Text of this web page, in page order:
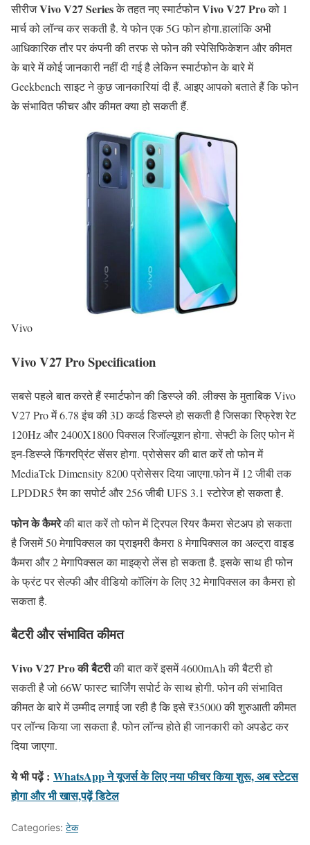
सीरीजVivo V27 Seriesके तहत नए स्मार्टफोनVivo V27 Proको 1
मार्च को लॉन्च कर सकती है. ये फोन एक 5G फोन होगा.हालांकि अभी
आधिकारिक तौर पर कंपनी की तरफ से फोन की स्पेसिफिकेशन और कीमत
के बारे में कोई जानकारी नहीं दी गई है लेकिन स्मार्टफोन के बारे में
Geekbench साइट ने कुछ जानकारियां दी हैं. आइए आपको बताते हैं कि फोन
के संभावित फीचर और कीमत क्या हो सकती हैं.
Vivo
Vivo V27 Pro Specification
सबसे पहले बात करते हैं स्मार्टफोन की डिस्प्ले की. लीक्स के मुताबिक Vivo
V27 Pro में 6.78 इंच की 3D कर्व्ड डिस्प्ले हो सकती है जिसका रिफ्रेश रेट
120Hz और 2400X1800 पिक्सल रिजॉल्यूशन होगा. सेफ्टी के लिए फोन में
इन-डिस्प्ले फिंगरप्रिंट सेंसर होगा. प्रोसेसर की बात करें तो फोन में
MediaTek Dimensity 8200 प्रोसेसर दिया जाएगा.फोन में 12 जीबी तक
LPDDR5 रैम का सपोर्ट और 256 जीबी UFS 3.1 स्टोरेज हो सकता है.
फोन के कैमरेकी बात करें तो फोन में ट्रिपल रियर कैमरा सेटअप हो सकता
है जिसमें 50 मेगापिक्सल का प्राइमरी कैमरा 8 मेगापिक्सल का अल्ट्रा वाइड
कैमरा और 2 मेगापिक्सल का माइक्रो लेंस हो सकता है. इसके साथ ही फोन
के फ्रंट पर सेल्फी और वीडियो कॉलिंग के लिए 32 मेगापिक्सल का कैमरा हो
सकता है.
बैटरी और संभावित कीमत
Vivo V27 Pro की बैटरीकी बात करें इसमें 4600mAh की बैटरी हो
सकती है जो 66W फास्ट चार्जिंग सपोर्ट के साथ होगी. फोन की संभावित
कीमत के बारे में उम्मीद लगाई जा रही है कि इसे ₹35000 की शुरुआती कीमत
पर लॉन्च किया जा सकता है. फोन लॉन्च होते ही जानकारी को अपडेट कर
दिया जाएगा.
ये भी पढ़ें : WhatsApp ने यूजर्स के लिए नया फीचर किया शुरू, अब स्टेटस
होगा और भी खास,पढ़ें डिटेल
Categories: टेक